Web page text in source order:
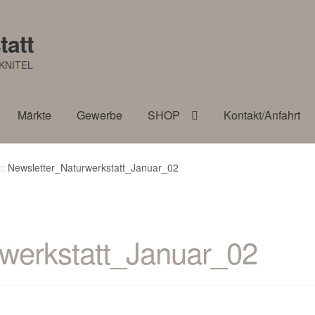
Märkte Gewerbe SHOP Kontakt/Anfahrt
Newsletter_Naturwerkstatt_Januar_02